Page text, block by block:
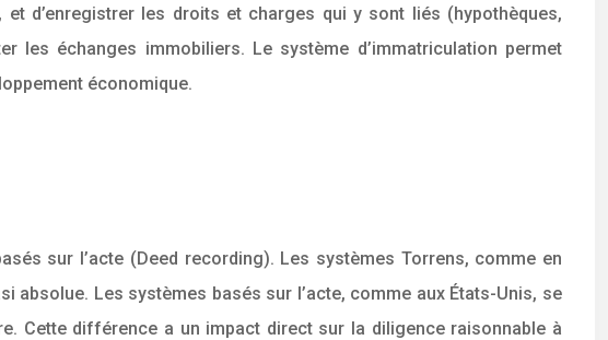
d’enregistrer les droits et charges qui y sont liés (hypothèques,
échanges immobiliers. Le système d’immatriculation permet
économique.
sur l’acte (Deed recording). Les systèmes Torrens, comme en
Les systèmes basés sur l’acte, comme aux États-Unis, se
Cette différence a un impact direct sur la diligence raisonnable à